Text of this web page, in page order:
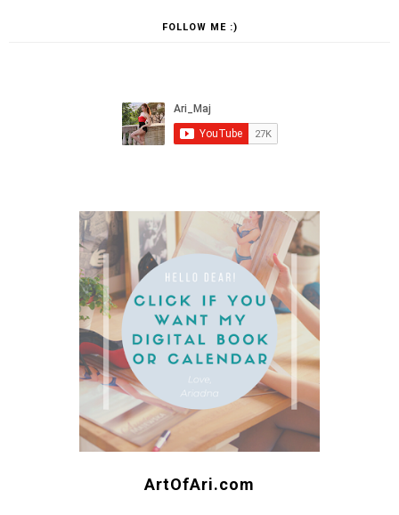
FOLLOW ME :)
ArtOfAri.com